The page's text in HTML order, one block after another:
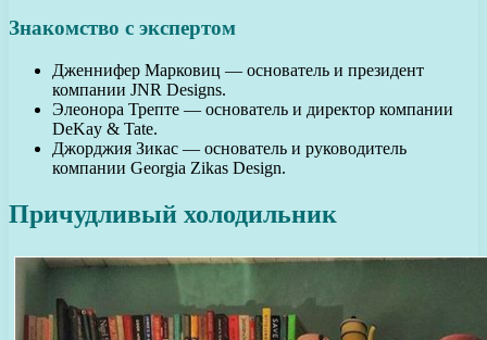
Знакомство с экспертом
Дженнифер Марковиц — основатель и президент
компании JNR Designs.
Элеонора Трепте — основатель и директор компании
DeKay & Tate.
Джорджия Зикас — основатель и руководитель
компании Georgia Zikas Design.
Причудливый холодильник